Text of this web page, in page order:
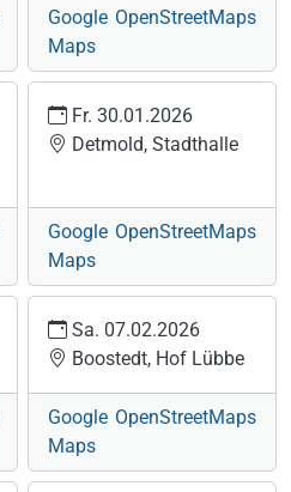
Google
Maps
OpenStreetMaps
Fr. 30.01.2026
Detmold, Stadthalle
Google
Maps
OpenStreetMaps
Sa. 07.02.2026
Boostedt, Hof Lübbe
Google
Maps
OpenStreetMaps